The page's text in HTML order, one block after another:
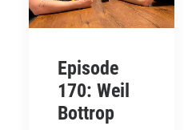
Episode
170: Weil
Bottrop